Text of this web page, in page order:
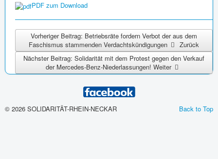
PDF zum Download
Vorheriger Beitrag: Betriebsräte fordern Verbot der aus dem
Faschismus stammenden Verdachtskündigungen
Zurück
Nächster Beitrag: Solidarität mit dem Protest gegen den Verkauf
der Mercedes-Benz-Niederlassungen!Weiter
Back to Top
© 2026 SOLIDARITÄT-RHEIN-NECKAR